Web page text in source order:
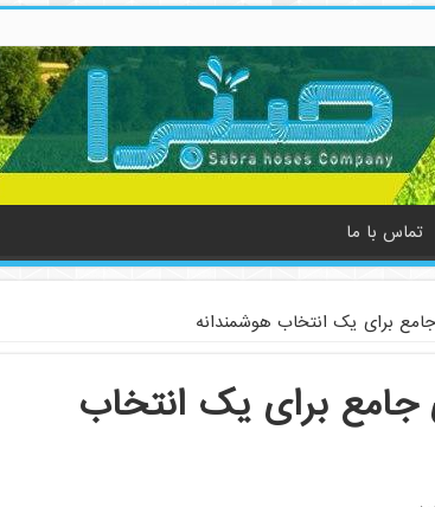
تماس با ما
برای یک انتخاب هوشمندانه
جامع برای یک انتخاب